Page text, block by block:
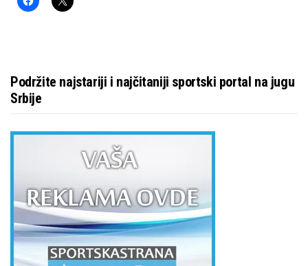
Podržite najstariji i najčitaniji sportski portal na jugu
Srbije